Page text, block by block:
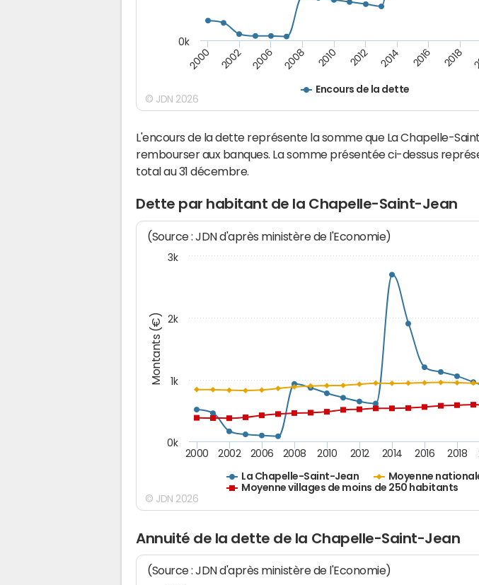
Encours de la dette
2000 2002 2006 2008 2010 2012 2014 2016 2018
0k
© JDN 2026
L'encours de la dette représente la somme que La Chapelle-
rembourser aux banques. La somme présentée ci-dessus
total au 31 décembre.
Dette par habitant de la Chapelle-Saint-Jean
Montants (€)
(Source : JDN d'après ministère de l'Economie)
La Chapelle-Saint-Jean
Moyenne
Moyenne villages de moins de 250 habitants
2000 2002 2006 2008 2010 2012 2014 2016 2018
0k
1k
2k
3k
© JDN 2026
Annuité de la dette de la Chapelle-Saint-Jean
(Source : JDN d'après ministère de l'Economie)